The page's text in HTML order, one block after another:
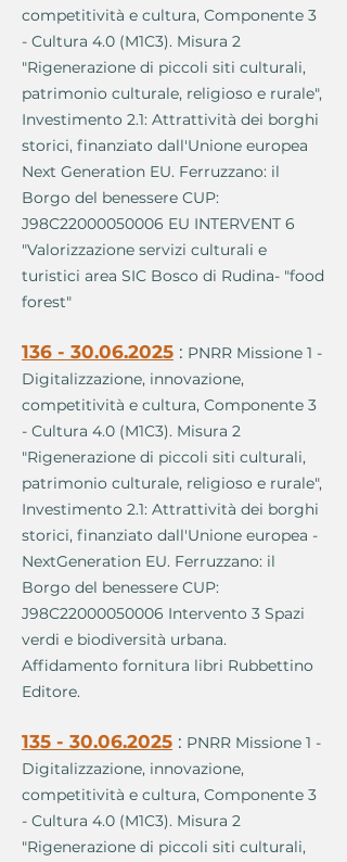
competitività e cultura, Componente 3
- Cultura 4.0 (M1C3). Misura 2
"Rigenerazione di piccoli siti culturali,
patrimonio culturale, religioso e rurale",
Investimento 2.1: Attrattività dei borghi
storici, finanziato dall'Unione europea
Next Generation EU. Ferruzzano: il
Borgo del benessere CUP:
J98C22000050006 EU INTERVENT 6
"Valorizzazione servizi culturali e
turistici area SIC Bosco di Rudina- "food
forest"
136 - 30.06.2025 : PNRR Missione 1 -
Digitalizzazione, innovazione,
competitività e cultura, Componente 3
- Cultura 4.0 (M1C3). Misura 2
"Rigenerazione di piccoli siti culturali,
patrimonio culturale, religioso e rurale",
Investimento 2.1: Attrattività dei borghi
storici, finanziato dall'Unione europea -
NextGeneration EU. Ferruzzano: il
Borgo del benessere CUP:
J98C22000050006 Intervento 3 Spazi
verdi e biodiversità urbana.
Affidamento fornitura libri Rubbettino
Editore.
135 - 30.06.2025 : PNRR Missione 1 -
Digitalizzazione, innovazione,
competitività e cultura, Componente 3
- Cultura 4.0 (M1C3). Misura 2
"Rigenerazione di piccoli siti culturali,